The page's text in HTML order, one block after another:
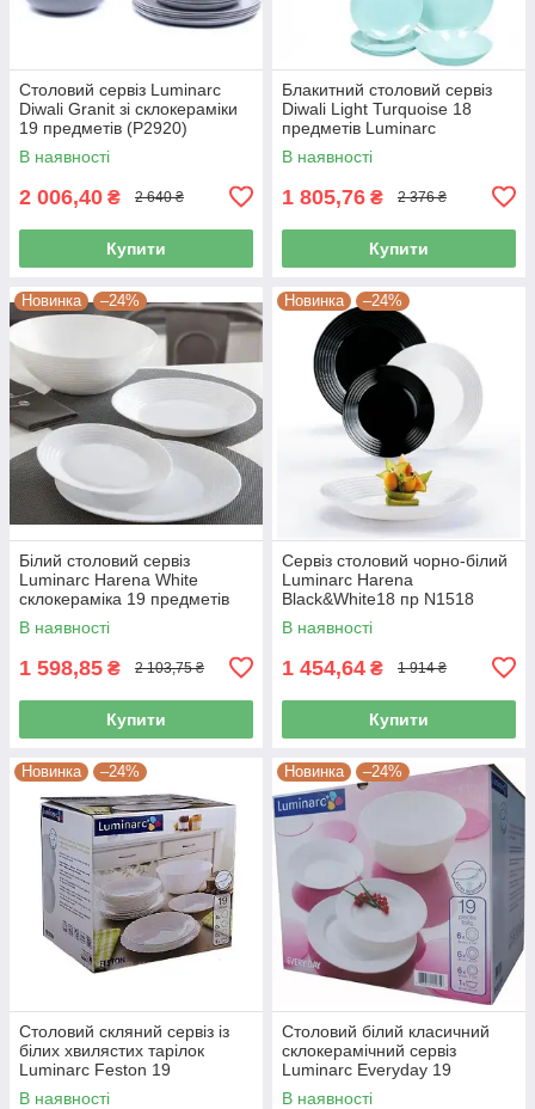
Столовий сервіз Luminarc
Diwali Granit зі склокераміки
19 предметів (P2920)
В наявності
2 006,40 ₴ 2 640 ₴
Купити
Блакитний столовий сервіз
Diwali Light Turquoise 18
предметів Luminarc
склокераміка P2963
В наявності
1 805,76 ₴ 2 376 ₴
Купити
Новинка –24%
Білий столовий сервіз
Luminarc Harena White
склокераміка 19 предметів
(L3271)
В наявності
1 598,85 ₴ 2 103,75 ₴
Купити
Новинка –24%
Сервіз столовий чорно-білий
Luminarc Harena
Black&White18 пр N1518
В наявності
1 454,64 ₴ 1 914 ₴
Купити
Новинка –24%
Столовий скляний сервіз із
білих хвилястих тарілок
Luminarc Feston 19
предметів (14977)
В наявності
Новинка –24%
Столовий білий класичний
склокерамічний сервіз
Luminarc Everyday 19
предметів (G0567)
В наявності